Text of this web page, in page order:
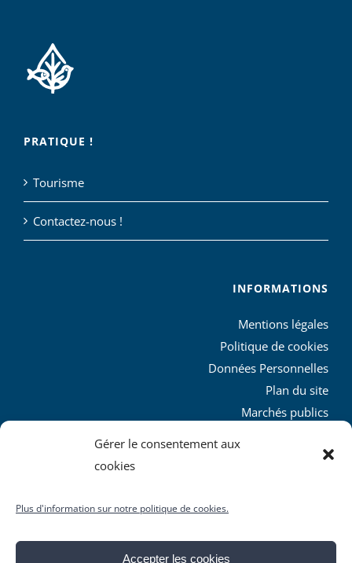
Gérer le consentement aux
cookies
Plus d'information sur notre politique de cookies.
Accepter les cookies
PRATIQUE !
Tourisme
Contactez-nous !
INFORMATIONS
Mentions légales
Politique de cookies
Données Personnelles
Plan du site
Marchés publics
L’agglo recrute